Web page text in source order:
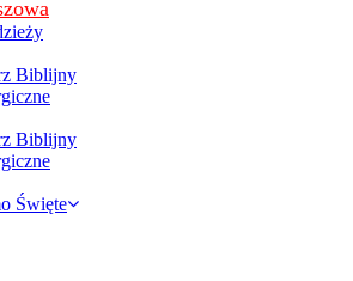
Biblijny
Biblijny
Święte